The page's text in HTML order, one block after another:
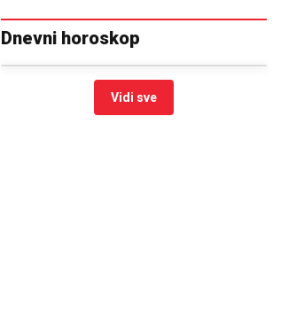
Dnevni horoskop
Vidi sve